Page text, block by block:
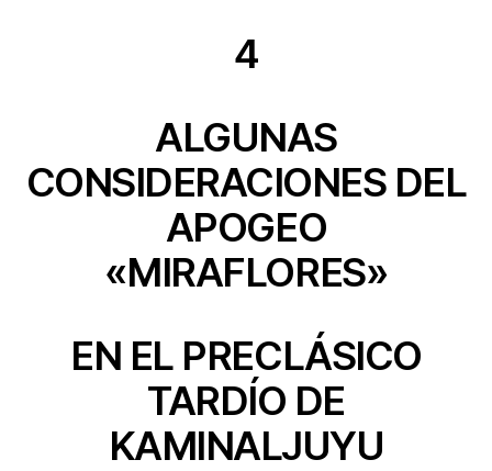
4
ALGUNAS
CONSIDERACIONES DEL
APOGEO
«MIRAFLORES»
EN EL PRECLÁSICO
TARDÍO DE
KAMINALJUYU